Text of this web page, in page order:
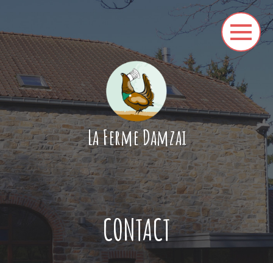
La Ferme Damzai
CONTACT